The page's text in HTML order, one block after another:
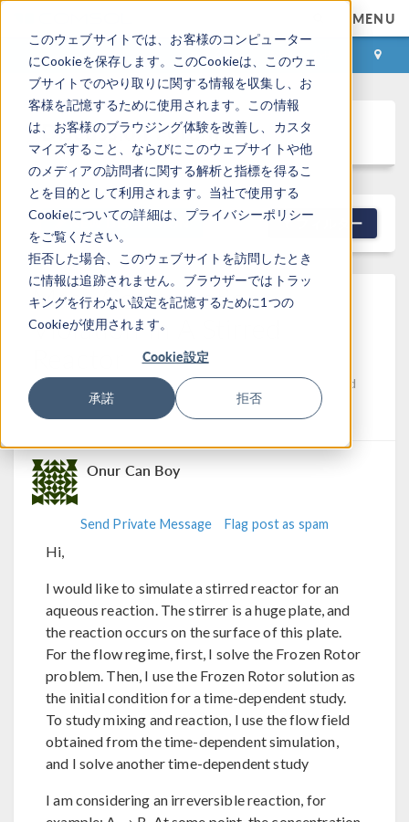
このウェブサイトでは、お客様のコンピューター
にCookieを保存します。このCookieは、このウェ
ブサイトでのやり取りに関する情報を収集し、お
客様を記憶するために使用されます。この情報
は、お客様のブラウジング体験を改善し、カスタ
マイズすること、ならびにこのウェブサイトや他
のメディアの訪問者に関する解析と指標を得るこ
とを目的として利用されます。当社で使用する
Cookieについての詳細は、プライバシーポリシー
をご覧ください。
拒否した場合、このウェブサイトを訪問したとき
に情報は追跡されません。ブラウザーではトラッ
キングを行わない設定を記憶するために1つの
Cookieが使用されます。
Cookie設定
承諾 拒否
MENU
ログイン お問い合わせ
Discussion Forum
NEW DISCUSSION フィルター
Mass Conservation
Violation In A Stirred
Posted 2026/03/18 12:01 GMT-4
Computational Fluid
Dynamics (CFD), Chemical Reaction Engineering, Mesh
Version 6.2
0 Replies
Onur Can Boy
Send Private Message Flag post as spam
Hi,
I would like to simulate a stirred reactor for an
aqueous reaction. The stirrer is a huge plate, and
the reaction occurs on the surface of this plate.
For the flow regime, first, I solve the Frozen Rotor
problem. Then, I use the Frozen Rotor solution as
the initial condition for a time-dependent study.
To study mixing and reaction, I use the flow field
obtained from the time-dependent simulation,
and I solve another time-dependent study
I am considering an irreversible reaction, for